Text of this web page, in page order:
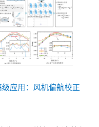
应用：风机偏航校正